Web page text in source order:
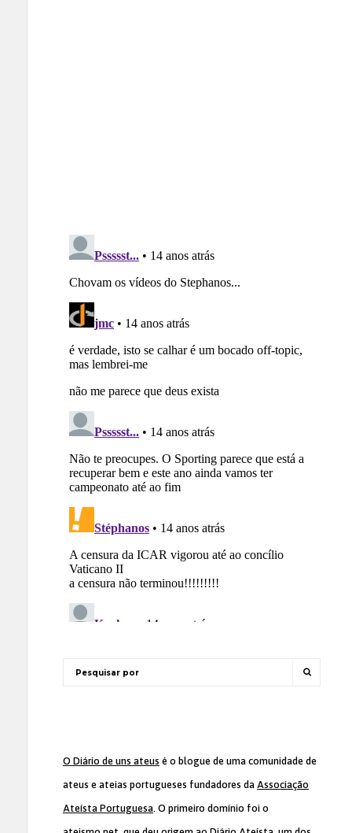
O Diário de uns ateus é o blogue de uma comunidade de
ateus e ateias portugueses fundadores da Associação
Ateísta Portuguesa. O primeiro domínio foi o